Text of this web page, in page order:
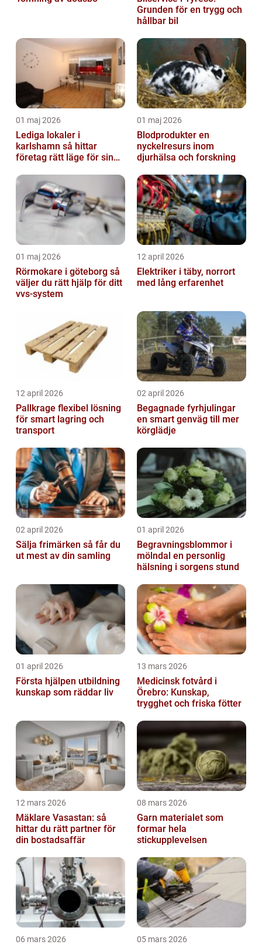
Grunden för en trygg och
hållbar bil
01 maj 2026
Lediga lokaler i
karlshamn så hittar
företag rätt läge för sin
01 maj 2026
Blodprodukter en
nyckelresurs inom
djurhälsa och forskning
01 maj 2026
Rörmokare i göteborg så
väljer du rätt hjälp för ditt
vvs-system
12 april 2026
Elektriker i täby, norrort
med lång erfarenhet
12 april 2026
Pallkrage flexibel lösning
för smart lagring och
transport
02 april 2026
Begagnade fyrhjulingar
en smart genväg till mer
körglädje
02 april 2026
Sälja frimärken så får du
ut mest av din samling
01 april 2026
Begravningsblommor i
mölndal en personlig
hälsning i sorgens stund
01 april 2026
Första hjälpen utbildning
kunskap som räddar liv
13 mars 2026
Medicinsk fotvård i
Örebro: Kunskap,
trygghet och friska fötter
12 mars 2026
Mäklare Vasastan: så
hittar du rätt partner för
din bostadsaffär
08 mars 2026
Garn materialet som
formar hela
stickupplevelsen
06 mars 2026 05 mars 2026